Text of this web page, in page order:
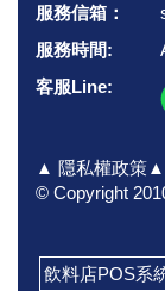
服務信箱：
服務時間:
客服Line:
▲ 隱私權政策▲
© Copyright
飲料店POS系